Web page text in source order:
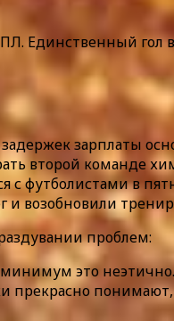
Единственный гол
зарплаты
второй команде
с футболистами в
и возобновили
проблем:
минимум это
понимают,